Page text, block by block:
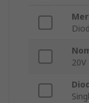
20V